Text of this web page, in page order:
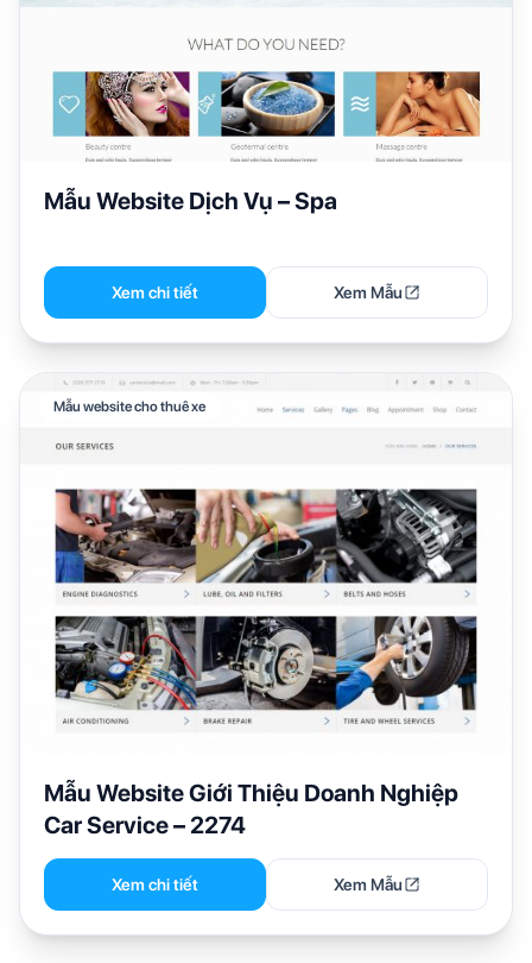
Mẫu Website Dịch Vụ – Spa
Xem chi tiết Xem Mẫu
Mẫu website cho thuê xe
Mẫu Website Giới Thiệu Doanh Nghiệp
Car Service – 2274
Xem chi tiết Xem Mẫu